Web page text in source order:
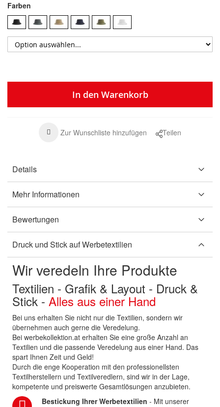
Farben
In den Warenkorb
Zur Wunschliste hinzufügen Teilen
Details
Mehr Informationen
Bewertungen
Druck und Stick auf Werbetextilien
Wir veredeln Ihre Produkte
Textilien - Grafik & Layout - Druck &
Stick - Alles aus einer Hand
Bei uns erhalten Sie nicht nur die Textilien, sondern wir
übernehmen auch gerne die Veredelung.
Bei werbekollektion.at erhalten Sie eine große Anzahl an
Textilien und die passende Veredelung aus einer Hand. Das
spart Ihnen Zeit und Geld!
Durch die enge Kooperation mit den professionellsten
Textilherstellern und Textilveredlern, sind wir in der Lage,
kompetente und preiswerte Gesamtlösungen anzubieten.
Bestickung Ihrer Werbetextilien - Mit unserer